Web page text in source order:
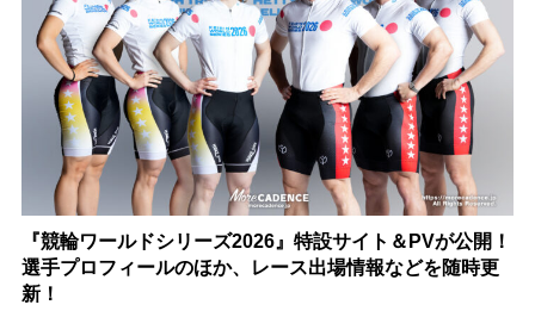
『競輪ワールドシリーズ2026』特設サイト＆PVが公開！
選手プロフィールのほか、レース出場情報などを随時更
新！